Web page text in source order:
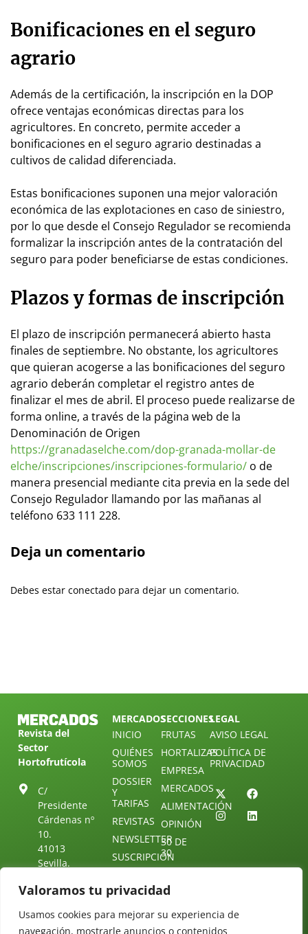
Valoramos tu privacidad
Usamos cookies para mejorar su experiencia de
navegación, mostrarle anuncios o contenidos
Bonificaciones en el seguro
agrario
Además de la certificación, la inscripción en la DOP
ofrece ventajas económicas directas para los
agricultores. En concreto, permite acceder a
bonificaciones en el seguro agrario destinadas a
cultivos de calidad diferenciada.
Estas bonificaciones suponen una mejor valoración
económica de las explotaciones en caso de siniestro,
por lo que desde el Consejo Regulador se recomienda
formalizar la inscripción antes de la contratación del
seguro para poder beneficiarse de estas condiciones.
Plazos y formas de inscripción
El plazo de inscripción permanecerá abierto hasta
finales de septiembre. No obstante, los agricultores
que quieran acogerse a las bonificaciones del seguro
agrario deberán completar el registro antes de
finalizar el mes de abril. El proceso puede realizarse de
forma online, a través de la página web de la
Denominación de Origen
https://granadaselche.com/dop-granada-mollar-de
elche/inscripciones/inscripciones-formulario/ o de
manera presencial mediante cita previa en la sede del
Consejo Regulador llamando por las mañanas al
teléfono 633 111 228.
Deja un comentario
Debes estar conectado para dejar un comentario.
Revista del
Sector
Hortofrutícola
C/
Presidente
Cárdenas nº
10.
41013
Sevilla.
Tel: (+34) 954
25 88 51
MERCADOS
INICIO
QUIÉNES
SOMOS
DOSSIER
Y
TARIFAS
REVISTAS
NEWSLETTER
SUSCRIPCIÓN
NUESTRO
TELEGRAM
CONTACTO
SECCIONES
FRUTAS
HORTALIZAS
EMPRESA
MERCADOS
ALIMENTACIÓN
OPINIÓN
30 DE
30
DIRECTORIO
LEGAL
AVISO LEGAL
POLÍTICA DE
PRIVACIDAD